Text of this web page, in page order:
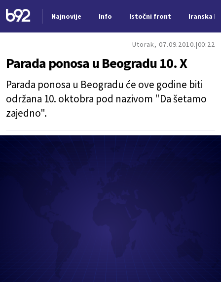
Najnovije Info Istočni front Iranska
Utorak, 07.09.2010. 00:22
Parada ponosa u Beogradu 10. X
Parada ponosa u Beogradu će ove godine biti
održana 10. oktobra pod nazivom "Da šetamo
zajedno".